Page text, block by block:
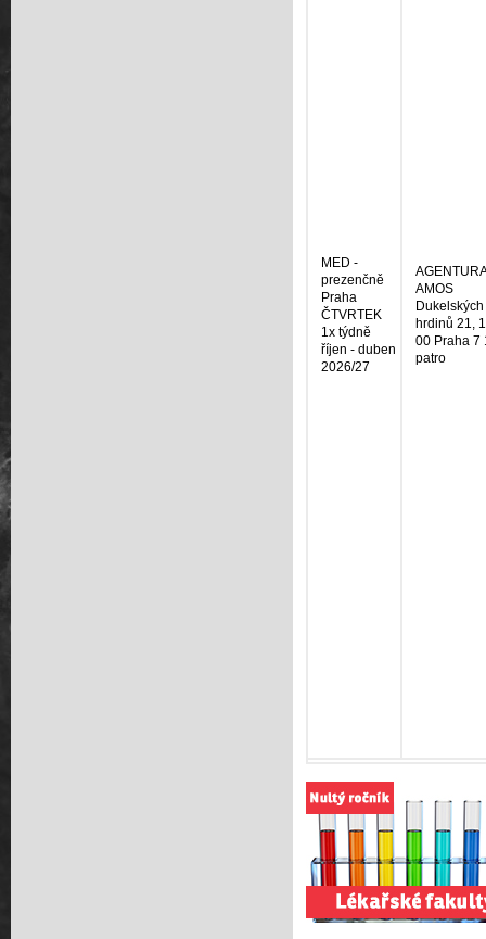
MED -
prezenčně
Praha
ČTVRTEK
1x týdně
říjen - duben
2026/27
AMOS
Dukelských
hrdinů 21,
00 Praha 7
patro